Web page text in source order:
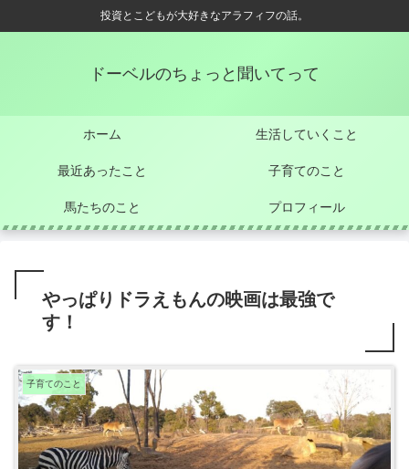
投資とこどもが大好きなアラフィフの話。
ドーベルのちょっと聞いてって
ホーム 生活していくこと
最近あったこと 子育てのこと
馬たちのこと プロフィール
やっぱりドラえもんの映画は最強で
す！
子育てのこと